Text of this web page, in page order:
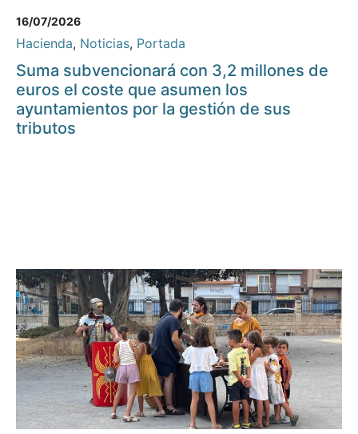
16/07/2026
Hacienda, Noticias, Portada
Suma subvencionará con 3,2 millones de
euros el coste que asumen los
ayuntamientos por la gestión de sus
tributos